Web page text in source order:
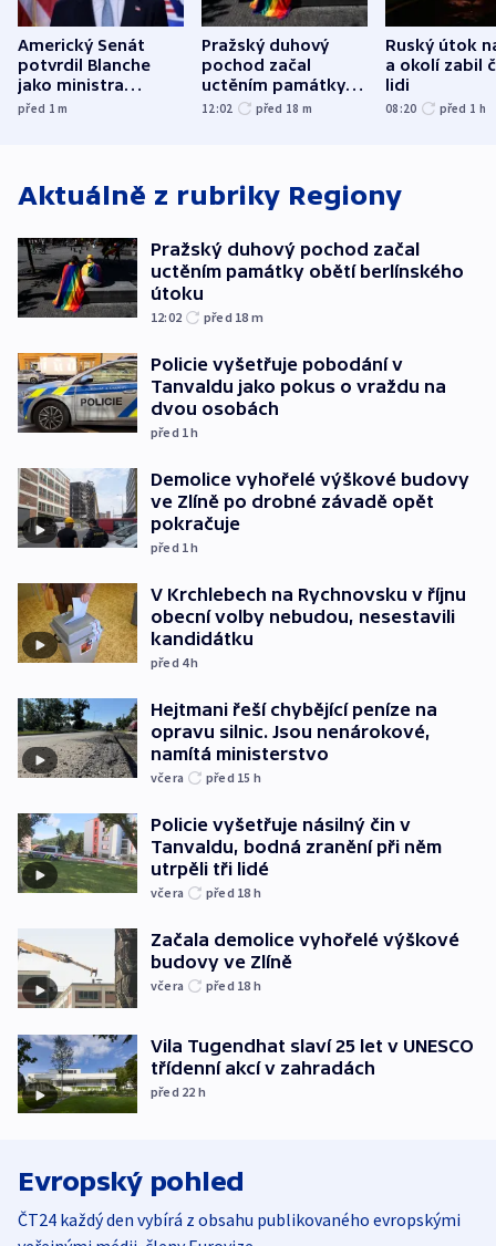
Americký Senát
potvrdil Blanche
jako ministra
spravedlnosti
před 1m
Pražský duhový
pochod začal
uctěním památky
obětí berlínského
12:02 před 18 m
Ruský útok
a okolí zabil
lidi
08:20 před 1 h
Aktuálně z rubriky Regiony
Pražský duhový pochod začal
uctěním památky obětí berlínského
útoku
12:02 před 18 m
Policie vyšetřuje pobodání v
Tanvaldu jako pokus o vraždu na
dvou osobách
před 1h
Demolice vyhořelé výškové budovy
ve Zlíně po drobné závadě opět
pokračuje
před 1h
V Krchlebech na Rychnovsku v říjnu
obecní volby nebudou, nesestavili
kandidátku
před 4h
Hejtmani řeší chybějící peníze na
opravu silnic. Jsou nenárokové,
namítá ministerstvo
včera před 15 h
Policie vyšetřuje násilný čin v
Tanvaldu, bodná zranění při něm
utrpěli tři lidé
včera před 18 h
Začala demolice vyhořelé výškové
budovy ve Zlíně
včera před 18 h
Vila Tugendhat slaví 25 let v UNESCO
třídenní akcí v zahradách
před 22 h
Evropský pohled
ČT24 každý den vybírá z obsahu publikovaného evropskými